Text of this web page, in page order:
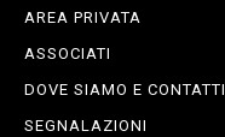
AREA PRIVATA
ASSOCIATI
DOVE SIAMO E CONTATTI
SEGNALAZIONI